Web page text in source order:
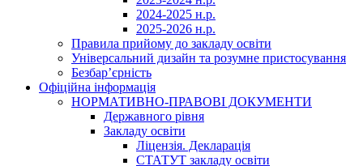
2024-2025 н.р.
2025-2026 н.р.
Правила прийому до закладу освіти
Універсальний дизайн та розумне пристосування
Безбар’єрність
Офіційна інформація
НОРМАТИВНО-ПРАВОВІ ДОКУМЕНТИ
Державного рівня
Закладу освіти
Ліцензія. Декларація
СТАТУТ закладу освіти